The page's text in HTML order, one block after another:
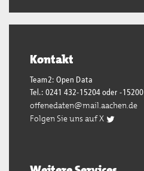
Kontakt
Team2: Open Data
Tel.: 0241 432-15204 oder -15200
offenedaten@mail.aachen.de
Folgen Sie uns auf X